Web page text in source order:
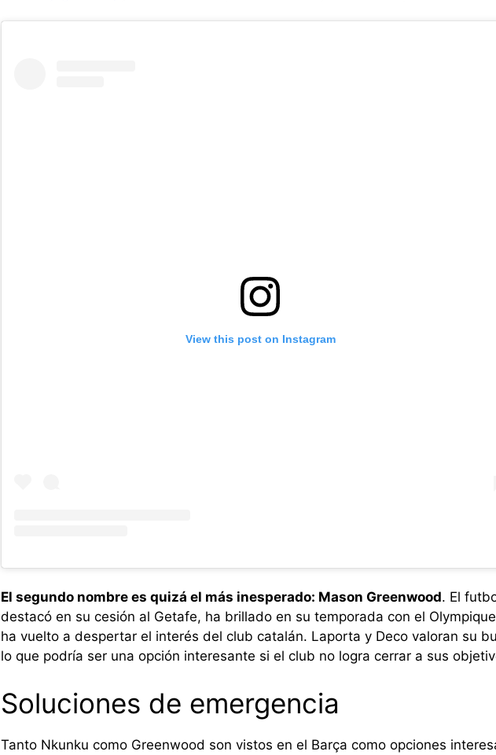
View this post on Instagram
El segundo nombre es quizá el más inesperado: Mason Greenwood. El
destacó en su cesión al Getafe, ha brillado en su temporada con el
ha vuelto a despertar el interés del club catalán. Laporta y Deco valoran su
lo que podría ser una opción interesante si el club no logra cerrar a sus
Soluciones de emergencia
Tanto Nkunku como Greenwood son vistos en el Barça como opciones